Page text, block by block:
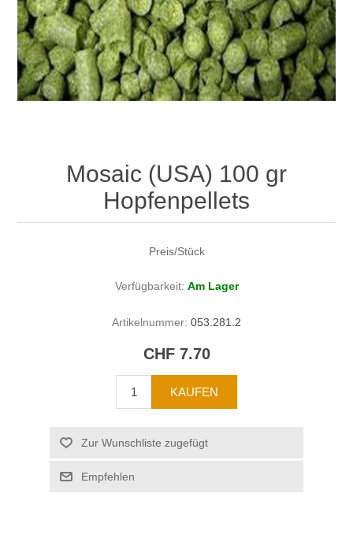
Mosaic (USA) 100 gr
Hopfenpellets
Preis/Stück
Verfügbarkeit: Am Lager
Artikelnummer: 053.281.2
CHF 7.70